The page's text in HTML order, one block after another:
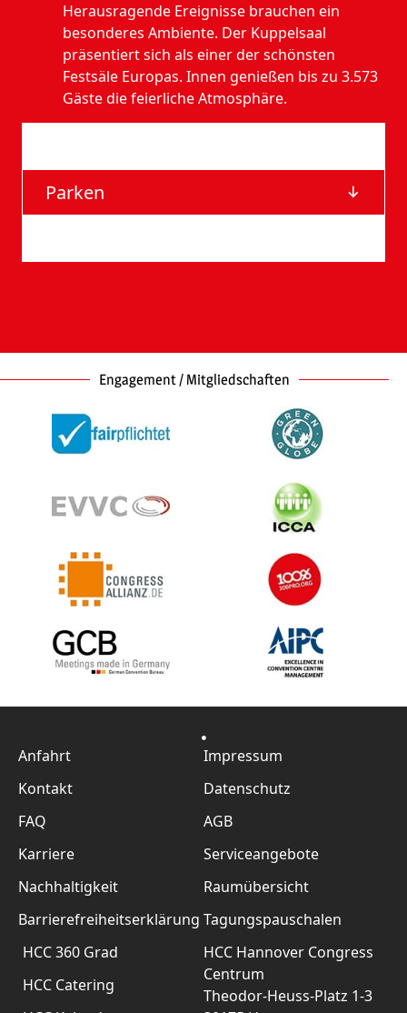
Herausragende Ereignisse brauchen ein
besonderes Ambiente. Der Kuppelsaal
präsentiert sich als einer der schönsten
Festsäle Europas. Innen genießen bis zu 3.573
Gäste die feierliche Atmosphäre.
Parken
Engagement / Mitgliedschaften
Anfahrt
Kontakt
FAQ
Impressum
Datenschutz
AGB
Karriere
Nachhaltigkeit
Barrierefreiheitserklärung
Serviceangebote
Raumübersicht
Tagungspauschalen
HCC 360 Grad
HCC Catering
HCC Hannover Congress
Centrum
Theodor-Heuss-Platz 1-3